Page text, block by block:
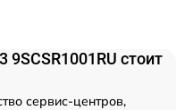
стоит
сервис-центров,